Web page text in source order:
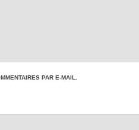
PAR E-MAIL.